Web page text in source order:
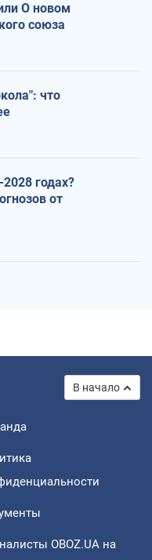
О новом
союза
что
годах?
от
В начало
OBOZ.UA на